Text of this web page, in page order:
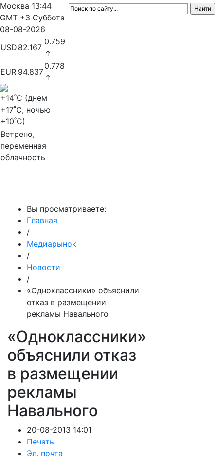
Москва 13:44
GMT +3 Суббота
08-08-2026
USD 82.167
0.759
↑
EUR 94.837
0.778
↑
+14˚C (днем
+17˚C, ночью
+10˚C)
Ветрено,
переменная
облачность
Вы просматриваете:
Главная
/
Медиарынок
/
Новости
/
«Одноклассники» объяснили
отказ в размещении
рекламы Навального
«Одноклассники»
объяснили отказ
в размещении
рекламы
Навального
20-08-2013 14:01
Печать
Эл. почта